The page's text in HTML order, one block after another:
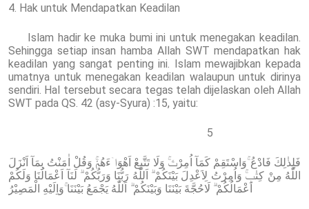
4. Hak untuk Mendapatkan Keadilan
Islam hadir ke muka bumi ini untuk menegakan keadilan.
Sehingga setiap insan hamba Allah SWT mendapatkan hak
keadilan yang sangat penting ini. Islam mewajibkan kepada
umatnya untuk menegakan keadilan walaupun untuk dirinya
sendiri. Hal tersebut secara tegas telah dijelaskan oleh Allah
SWT pada QS. 42 (asy-Syura) :15, yaitu:
5
فَلِذٰلِكَ فَادْعُ ۚوَاسْتَقِمْ كَمَآ اُمِرْتَۚ وَلَا تَتَّبِعْ اَهْوَاۤءَهُمْۚ وَقُلْ اٰمَنْتُ بِمَآ اَنْزَلَ
اللّٰهُ مِنْ كِتٰبٍۚ وَاُمِرْتُ لِاَعْدِلَ بَيْنَكُمْ ۗ اَللّٰهُ رَبُّنَا وَرَبُّكُمْ ۗ لَنَآ اَعْمَالُنَا وَلَكُمْ
اَعْمَالُكُمْ ۗ لَاحُجَّةَ بَيْنَنَا وَبَيْنَكُمْ ۗ اَللّٰهُ يَجْمَعُ بَيْنَنَا ۚوَاِلَيْهِ الْمَصِيْرُ